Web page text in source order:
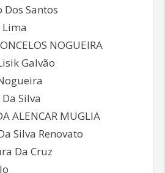
Santos
Lima
NOGUEIRA
Galvão
Silva
ALENCAR MUGLIA
Silva Renovato
Da Cruz